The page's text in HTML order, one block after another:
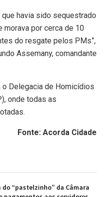
havia sido sequestrado
morava por cerca de 10
do resgate pelos PMs”,
Assemany, comandante
o Delegacia de Homicídios
onde todas as
Fonte: Acorda Cidade
“pastelzinho” da Câmara